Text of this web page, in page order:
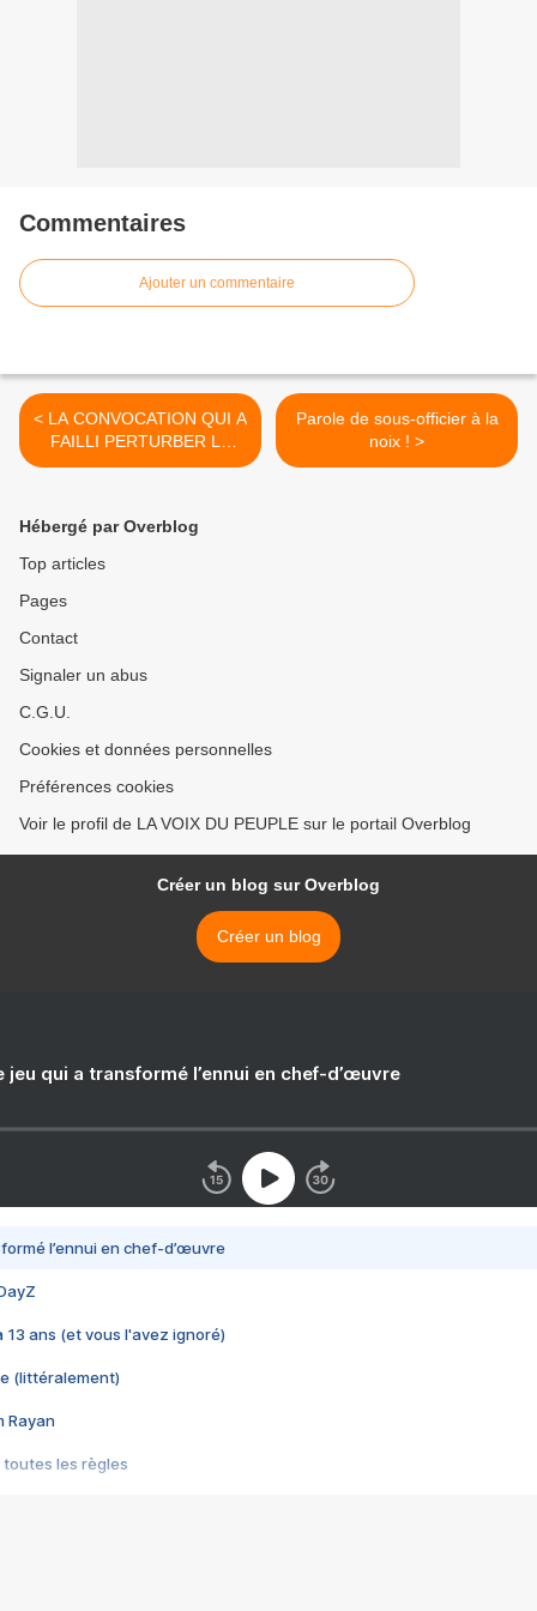
Commentaires
Ajouter un commentaire
< LA CONVOCATION QUI A
FAILLI PERTURBER LE
VOYAGE PARISIEN DE
Parole de sous-officier à la
noix ! >
Hébergé par Overblog
Top articles
Pages
Contact
Signaler un abus
C.G.U.
Cookies et données personnelles
Préférences cookies
Voir le profil de LA VOIX DU PEUPLE sur le portail Overblog
Créer un blog sur Overblog
Créer un blog
jeu qui a transformé l’ennui en chef-d’œuvre
l’ennui en chef-d’œuvre
13 ans (et vous l'avez ignoré)
(littéralement)
Rayan
toutes les règles